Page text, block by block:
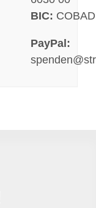
BIC:
PayPal: